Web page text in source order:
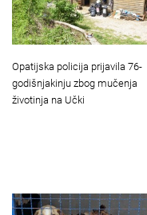
Opatijska policija prijavila 76-
godišnjakinju zbog mučenja
životinja na Učki